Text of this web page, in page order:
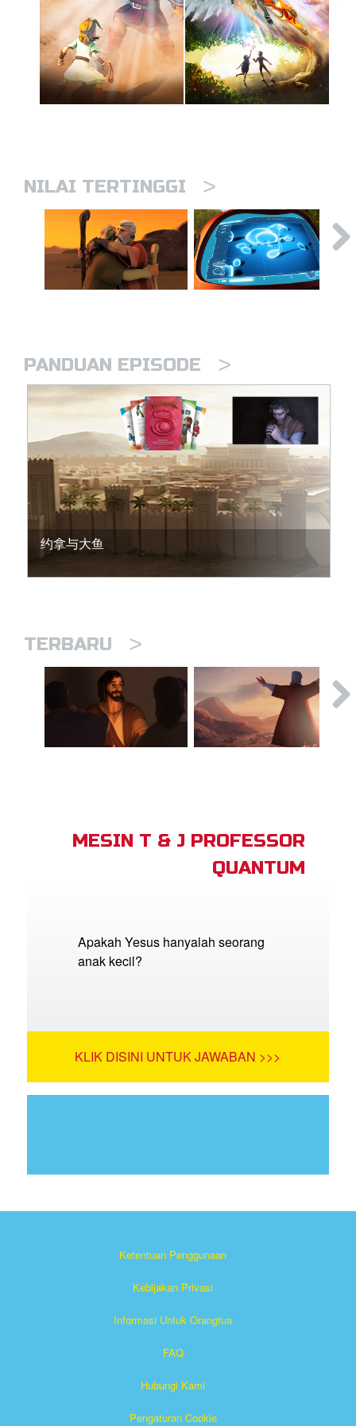
NILAI TERTINGGI >
PANDUAN EPISODE >
约拿与大鱼
TERBARU >
MESIN T & J PROFESSOR
QUANTUM
Apakah Yesus hanyalah seorang
anak kecil?
KLIK DISINI UNTUK JAWABAN >>>
Ketentuan Penggunaan
Kebijakan Privasi
Informasi Untuk Orangtua
FAQ
Hubungi Kami
Pengaturan Cookie